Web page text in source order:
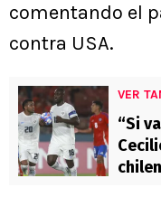
comentando el
contra USA.
VER
“Si